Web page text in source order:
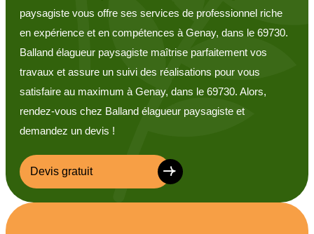
paysagiste vous offre ses services de professionnel riche
en expérience et en compétences à Genay, dans le 69730.
Balland élagueur paysagiste maîtrise parfaitement vos
travaux et assure un suivi des réalisations pour vous
satisfaire au maximum à Genay, dans le 69730. Alors,
rendez-vous chez Balland élagueur paysagiste et
demandez un devis !
Devis gratuit